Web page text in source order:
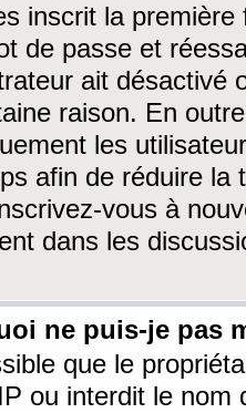
inscrit la première
de passe et
ait désactivé
raison. En
les
afin de réduire la
vous à
dans les
ne puis-je pas
que le
ou interdit le nom